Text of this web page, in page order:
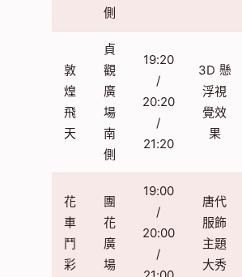
側
敦
煌
飛
天
貞
觀
廣
場
南
側
19:20
/
20:20
/
21:20
3D 懸
浮視
覺效
果
花
車
鬥
彩
團
花
廣
場
19:00
/
20:00
/
唐代
服飾
主題
大秀